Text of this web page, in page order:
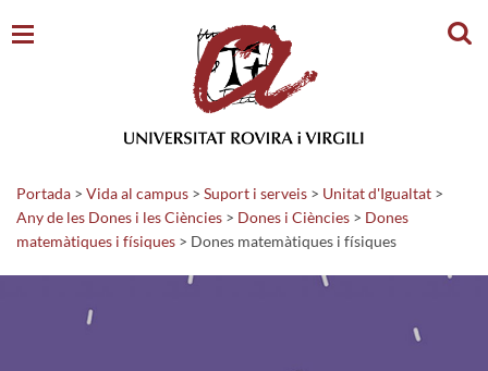
Portada > Vida al campus > Suport i serveis > Unitat d'Igualtat >
Any de les Dones i les Ciències > Dones i Ciències > Dones
matemàtiques i físiques > Dones matemàtiques i físiques